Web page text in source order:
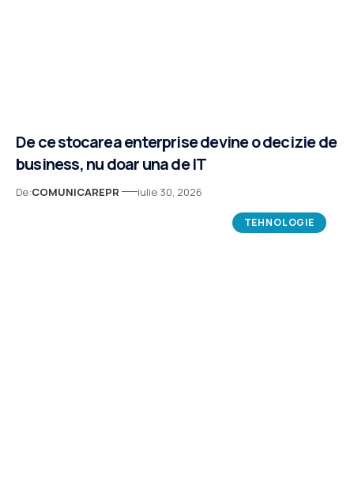
De ce stocarea enterprise devine o decizie de
business, nu doar una de IT
De:COMUNICAREPR iulie 30, 2026
TEHNOLOGIE